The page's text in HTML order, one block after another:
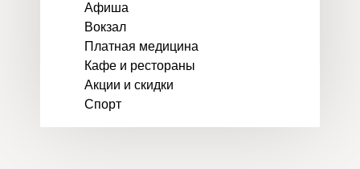
Афиша
Вокзал
Платная медицина
Кафе и рестораны
Акции и скидки
Спорт